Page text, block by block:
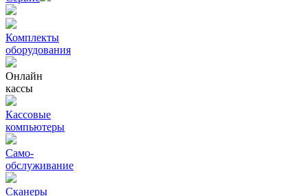
Комплекты
оборудования
Онлайн
кассы
Кассовые
компьютеры
Само-
обслуживание
Сканеры